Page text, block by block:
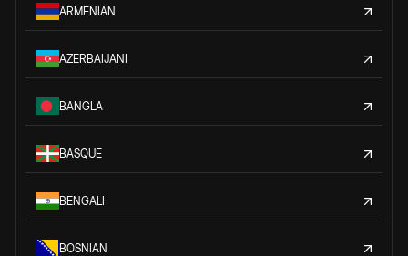
ARMENIAN
AZERBAIJANI
BANGLA
BASQUE
BENGALI
BOSNIAN